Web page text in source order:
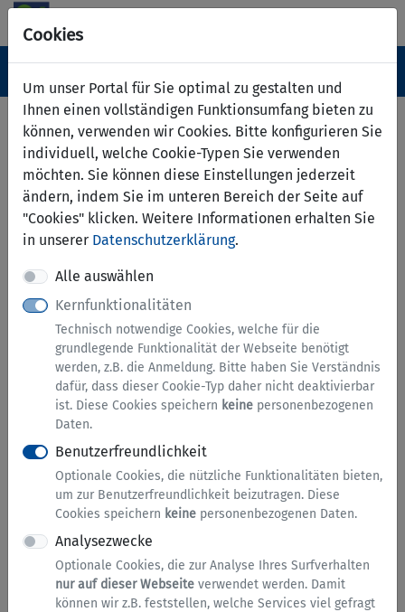
Cookies
Um unser Portal für Sie optimal zu gestalten und
Ihnen einen vollständigen Funktionsumfang bieten zu
können, verwenden wir Cookies. Bitte konfigurieren Sie
individuell, welche Cookie-Typen Sie verwenden
möchten. Sie können diese Einstellungen jederzeit
ändern, indem Sie im unteren Bereich der Seite auf
"Cookies" klicken. Weitere Informationen erhalten Sie
in unserer Datenschutzerklärung.
Alle auswählen
Kernfunktionalitäten
Technisch notwendige Cookies, welche für die
grundlegende Funktionalität der Webseite benötigt
werden, z.B. die Anmeldung. Bitte haben Sie Verständnis
dafür, dass dieser Cookie-Typ daher nicht deaktivierbar
ist. Diese Cookies speichern keine personenbezogenen
Daten.
Benutzerfreundlichkeit
Optionale Cookies, die nützliche Funktionalitäten bieten,
um zur Benutzerfreundlichkeit beizutragen. Diese
Cookies speichern keine personenbezogenen Daten.
Analysezwecke
Optionale Cookies, die zur Analyse Ihres Surfverhalten
nur auf dieser Webseite verwendet werden. Damit
können wir z.B. feststellen, welche Services viel gefragt
Serviceübersicht
zurück
Services A bis Z
Arbeit und Gewerbe
Gewerbeamt
Mit Hilfe von Gewerbe-Online haben Sie die
Möglichkeit Ihre Gewerbemeldung direkt online zu
erfassen.